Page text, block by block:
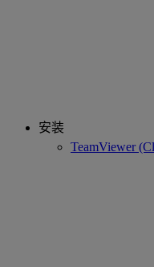
安装
TeamViewer